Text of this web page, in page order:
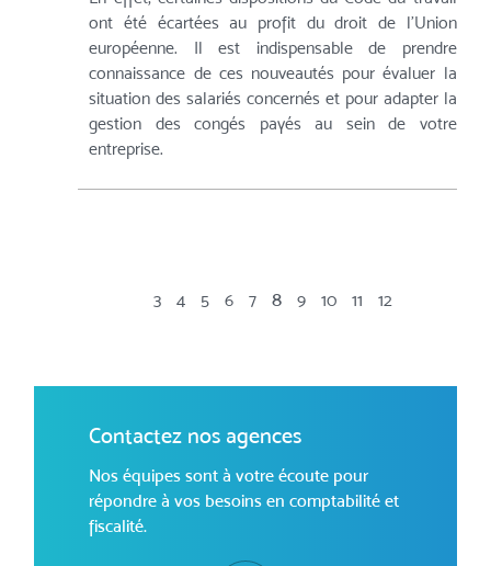
ont été écartées au profit du droit de l’Union
européenne. Il est indispensable de prendre
connaissance de ces nouveautés pour évaluer la
situation des salariés concernés et pour adapter la
gestion des congés payés au sein de votre
entreprise.
3 4 5 6 7 8 9 10 11 12
Contactez nos agences
Nos équipes sont à votre écoute pour
répondre à vos besoins en comptabilité et
fiscalité.